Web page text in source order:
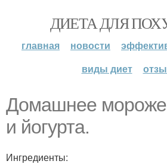
ДИЕТА ДЛЯ
главная новости
виды диет
Домашнее
и йогурта.
Ингредиенты: